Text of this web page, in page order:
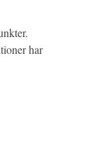
har